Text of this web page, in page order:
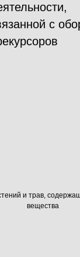
с
и трав,
вещества